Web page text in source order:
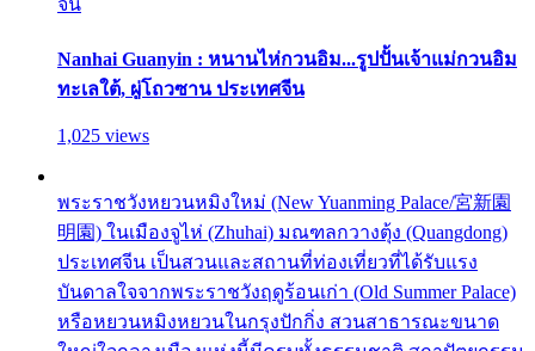
จีน
Nanhai Guanyin : หนานไห่กวนอิม...รูปปั้นเจ้าแม่กวนอิม
ทะเลใต้, ผู่โถวซาน ประเทศจีน
1,025 views
พระราชวังหยวนหมิงใหม่ (New Yuanming Palace/宮新園
明園) ในเมืองจูไห่ (Zhuhai) มณฑลกวางตุ้ง (Quangdong)
ประเทศจีน เป็นสวนและสถานที่ท่องเที่ยวที่ได้รับแรง
บันดาลใจจากพระราชวังฤดูร้อนเก่า (Old Summer Palace)
หรือหยวนหมิงหยวนในกรุงปักกิ่ง สวนสาธารณะขนาด